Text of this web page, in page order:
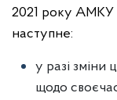
2021 року АМКУ
наступне:
у разі зміни
щодо